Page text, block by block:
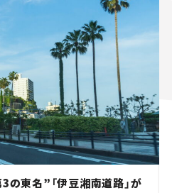
の東名”「伊豆湘南道路」が